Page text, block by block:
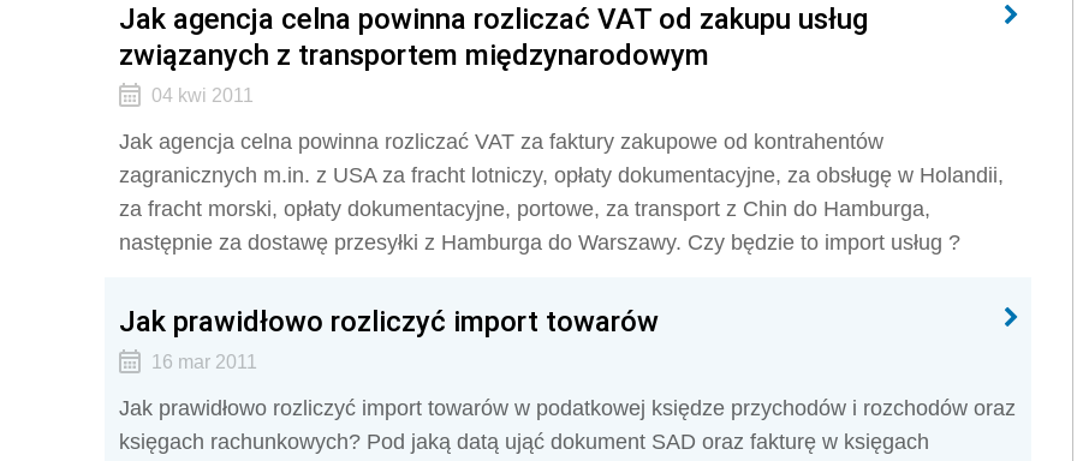
Jak agencja celna powinna rozliczać VAT od zakupu usług
związanych z transportem międzynarodowym
04 kwi 2011
Jak agencja celna powinna rozliczać VAT za faktury zakupowe od kontrahentów
zagranicznych m.in. z USA za fracht lotniczy, opłaty dokumentacyjne, za obsługę w Holandii,
za fracht morski, opłaty dokumentacyjne, portowe, za transport z Chin do Hamburga,
następnie za dostawę przesyłki z Hamburga do Warszawy. Czy będzie to import usług ?
Jak prawidłowo rozliczyć import towarów
16 mar 2011
Jak prawidłowo rozliczyć import towarów w podatkowej księdze przychodów i rozchodów oraz
księgach rachunkowych? Pod jaką datą ująć dokument SAD oraz fakturę w księgach